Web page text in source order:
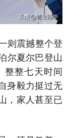
则震撼整个登
尔夏尔巴登山
整整七天时间
身毅力挺过无
，家人甚至已